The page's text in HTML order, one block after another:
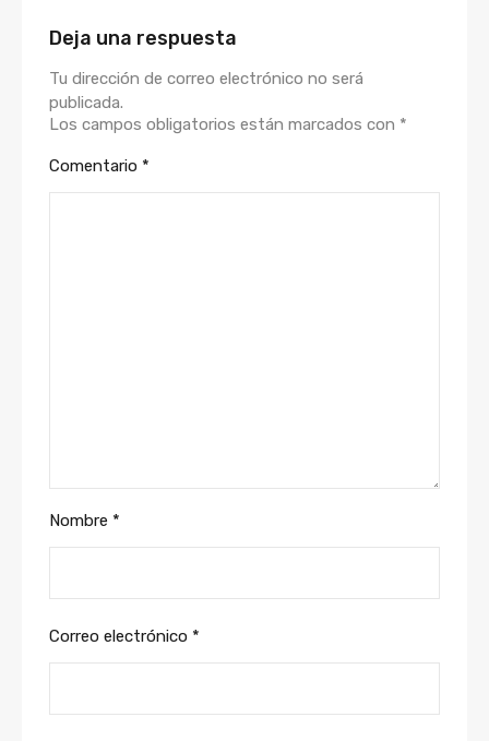
Deja una respuesta
Tu dirección de correo electrónico no será
publicada.
Los campos obligatorios están marcados con *
Comentario *
Nombre *
Correo electrónico *